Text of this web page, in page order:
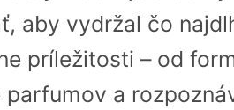
aby vydržal čo
príležitosti – od
a